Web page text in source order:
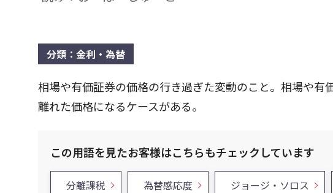
分類：金利・為替
相場や有価証券の価格の行き過ぎた変動のこと。相場や
離れた価格になるケースがある。
この用語を見たお客様はこちらもチェックしています
分離課税 為替感応度 ジョージ・ソロス